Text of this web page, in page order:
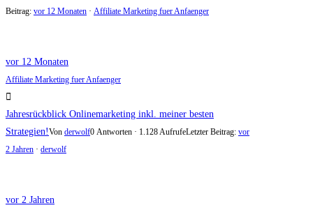
Beitrag: vor 12 Monaten · Affiliate Marketing fuer Anfaenger
vor 12 Monaten
Affiliate Marketing fuer Anfaenger
Jahresrückblick Onlinemarketing inkl. meiner besten
Strategien! Von derwolf0 Antworten · 1.128 AufrufeLetzter Beitrag: vor
2 Jahren · derwolf
vor 2 Jahren